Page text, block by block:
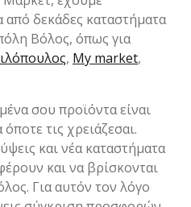
δεκάδες καταστήματα
Βόλος, όπως για
, My market,
σου προϊόντα είναι
τις χρειάζεσαι.
και νέα καταστήματα
και να βρίσκονται
Για αυτόν τον λόγο